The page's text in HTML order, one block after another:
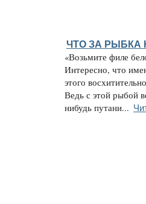
ЧТО ЗА РЫБКА
«Возьмите филе
Интересно, что
этого
Ведь с этой рыбой
нибудь путани...